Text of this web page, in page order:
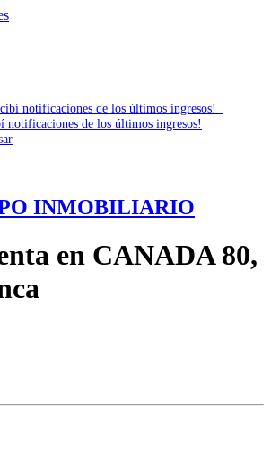
notificaciones de los últimos ingresos!
INMOBILIARIO
en CANADA 80,